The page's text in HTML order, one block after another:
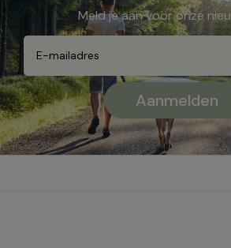
Meld je aan voor onze